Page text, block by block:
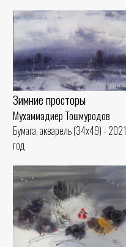
Зимние просторы
Мухаммадиер Тошмуродов
Бумага, акварель (34x49) - 2021
год